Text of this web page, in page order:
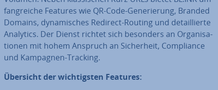
fang­rei­che Features wie QR-Code-Ge­ne­rie­rung, Branded
Domains, dy­na­mi­sches Redirect-Routing und de­tail­lier­te
Analytics. Der Dienst richtet sich besonders an Or­ga­ni­sa­
tio­nen mit hohem Anspruch an Si­cher­heit, Com­pli­ance
und Kampagnen-Tracking.
Übersicht der wich­tigs­ten Features: